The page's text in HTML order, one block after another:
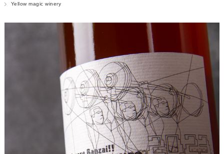
Yellow magic winery